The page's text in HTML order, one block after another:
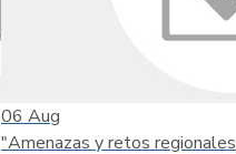
06 Aug
"Amenazas y retos regionales